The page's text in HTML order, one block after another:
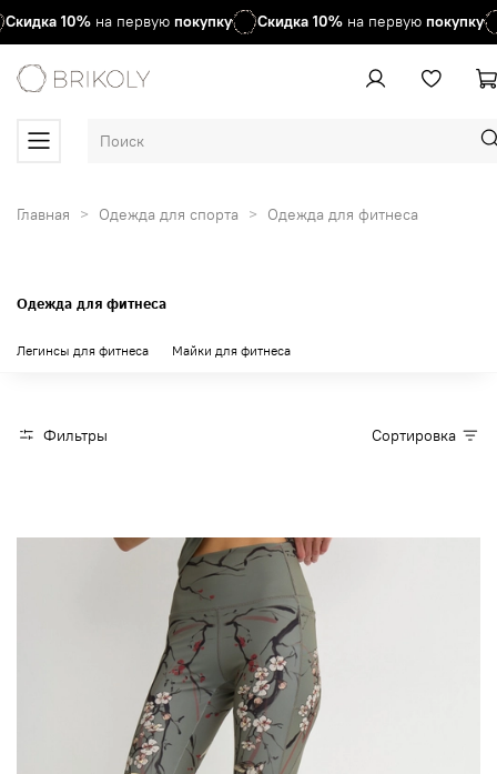
10%на первуюпокупку Скидка10%на первуюпокупку
Главная Одежда для спорта Одежда для фитнеса
Одежда для фитнеса
Легинсы для фитнеса Майки для фитнеса
Фильтры Сортировка